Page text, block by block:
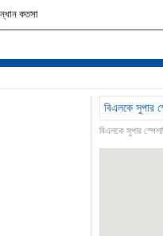
বিএলকে সুপার